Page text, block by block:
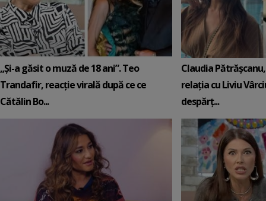
„Și-a găsit o muză de 18 ani”. Teo
Trandafir, reacție virală după ce ce
Cătălin Bo...
Claudia
relația cu Liviu
despărț...